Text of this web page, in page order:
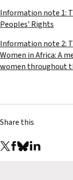
Information note 1:
Peoples' Rights
Information note 2:
Women in Africa: A
women throughout
Share this